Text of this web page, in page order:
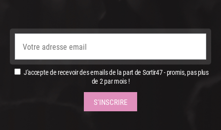
J'accepte de recevoir des emails de la part de Sortir47 - promis, pas plus
de 2 par mois !